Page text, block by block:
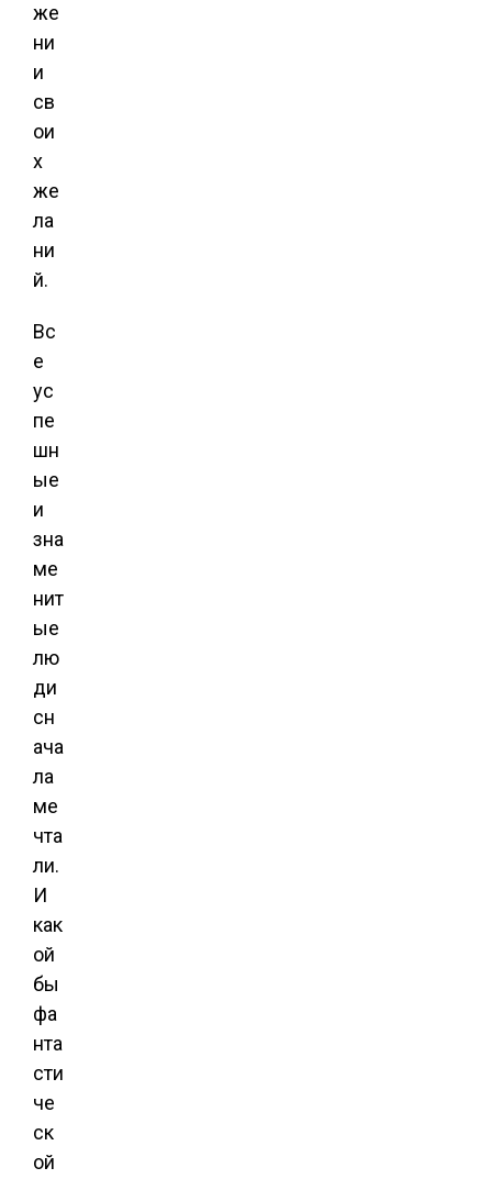
же
ни
и
св
ои
х
же
ла
ни
й.
Вс
е
ус
пе
шн
ые
и
зна
ме
нит
ые
лю
ди
сн
ача
ла
ме
чта
ли.
И
как
ой
бы
фа
нта
сти
че
ск
ой